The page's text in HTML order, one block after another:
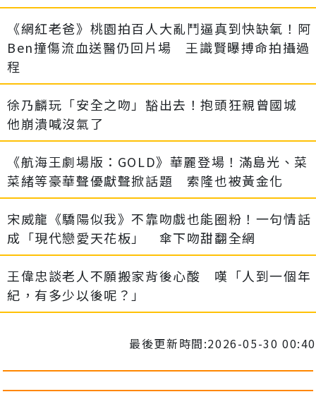
《網紅老爸》桃園拍百人大亂鬥逼真到快缺氧！阿
Ben撞傷流血送醫仍回片場 王識賢曝搏命拍攝過
程
徐乃麟玩「安全之吻」豁出去！抱頭狂親曾國城
他崩潰喊沒氣了
《航海王劇場版：GOLD》華麗登場！滿島光、菜
菜緒等豪華聲優獻聲掀話題 索隆也被黃金化
宋威龍《驕陽似我》不靠吻戲也能圈粉！一句情話
成「現代戀愛天花板」 傘下吻甜翻全網
王偉忠談老人不願搬家背後心酸 嘆「人到一個年
紀，有多少以後呢？」
最後更新時間:2026-05-30 00:40